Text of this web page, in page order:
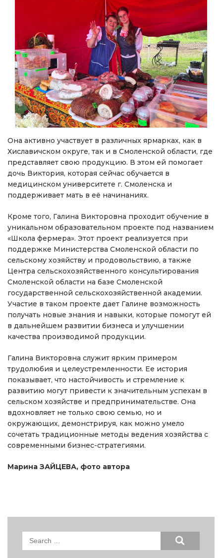
Она активно участвует в различных ярмарках, как в
Хиславичском округе, так и в Смоленской области, где
представляет свою продукцию. В этом ей помогает
дочь Виктория, которая сейчас обучается в
медицинском университете г. Смоленска и
поддерживает мать в её начинаниях.
Кроме того, Галина Викторовна проходит обучение в
уникальном образовательном проекте под названием
«Школа фермера». Этот проект реализуется при
поддержке Министерства Смоленской области по
сельскому хозяйству и продовольствию, а также
Центра сельскохозяйственного консультирования
Смоленской области на базе Смоленской
государственной сельскохозяйственной академии.
Участие в таком проекте дает Галине возможность
получать новые знания и навыки, которые помогут ей
в дальнейшем развитии бизнеса и улучшении
качества производимой продукции.
Галина Викторовна служит ярким примером
трудолюбия и целеустремленности. Ее история
показывает, что настойчивость и стремление к
развитию могут привести к значительным успехам в
сельском хозяйстве и предпринимательстве. Она
вдохновляет не только свою семью, но и
окружающих, демонстрируя, как можно умело
сочетать традиционные методы ведения хозяйства с
современными бизнес-стратегиями.
Марина ЗАЙЦЕВА, фото автора
Search